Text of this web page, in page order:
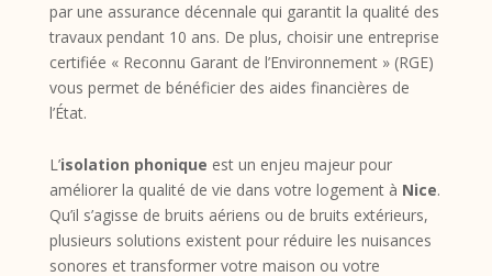
par une assurance décennale qui garantit la qualité des
travaux pendant 10 ans. De plus, choisir une entreprise
certifiée « Reconnu Garant de l’Environnement » (RGE)
vous permet de bénéficier des aides financières de
l’État.
L’isolation phonique est un enjeu majeur pour
améliorer la qualité de vie dans votre logement à Nice.
Qu’il s’agisse de bruits aériens ou de bruits extérieurs,
plusieurs solutions existent pour réduire les nuisances
sonores et transformer votre maison ou votre